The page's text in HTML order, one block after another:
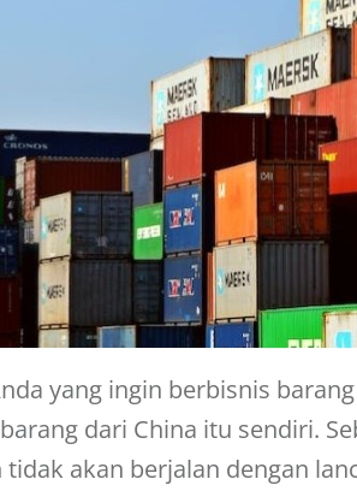
yang ingin berbisnis
dari China itu sendiri.
tidak akan berjalan dengan